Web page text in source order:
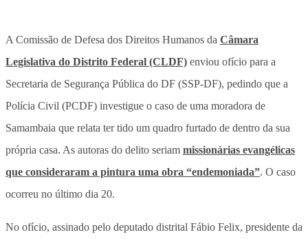
A Comissão de Defesa dos Direitos Humanos da Câmara
Legislativa do Distrito Federal (CLDF) enviou ofício para a
Secretaria de Segurança Pública do DF (SSP-DF), pedindo que a
Polícia Civil (PCDF) investigue o caso de uma moradora de
Samambaia que relata ter tido um quadro furtado de dentro da sua
própria casa. As autoras do delito seriam missionárias evangélicas
que consideraram a pintura uma obra “endemoniada”. O caso
ocorreu no último dia 20.
No ofício, assinado pelo deputado distrital Fábio Felix, presidente da